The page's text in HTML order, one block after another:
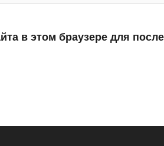
в этом браузере для